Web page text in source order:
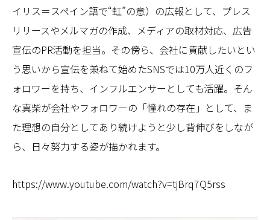
イリス＝スペイン語で“虹”の意）の広報として、プレス
リリースやメルマガの作成、メディアの取材対応、広告
宣伝のPR活動を担当。その傍ら、会社に貢献したいとい
う思いから宣伝を兼ねて始めたSNSでは10万人近くのフ
ォロワーを持ち、インフルエンサーとしても活躍。そん
な真柴が会社やフォロワーの「憧れの存在」として、ま
た理想の自分としてあり続けようと少し背伸びをしなが
ら、日々努力する姿が描かれます。
https://www.youtube.com/watch?v=tjBrq7Q5rss